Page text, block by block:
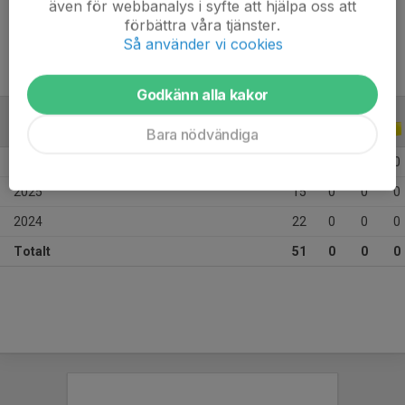
12 år
ALLA ÅR
0
2025 15 0 0 0
2024 22 0 0 0
Totalt 51 0 0 0
även för webbanalys i syfte att hjälpa oss att
förbättra våra tjänster.
Så använder vi cookies
Godkänn alla kakor
Bara nödvändiga